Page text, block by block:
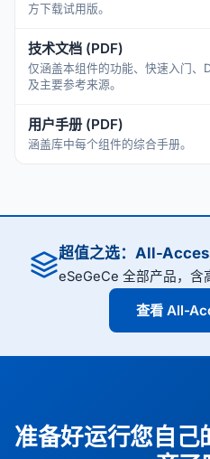
方下载试用版。
技术文档 (PDF)
仅涵盖本组件的功能、快速入门
及主要参考来源。
用户手册 (PDF)
涵盖库中每个组件的综合手册。
超值之选：All-
eSeGeCe 全部产品，含
查看 All-
准备好运行您自